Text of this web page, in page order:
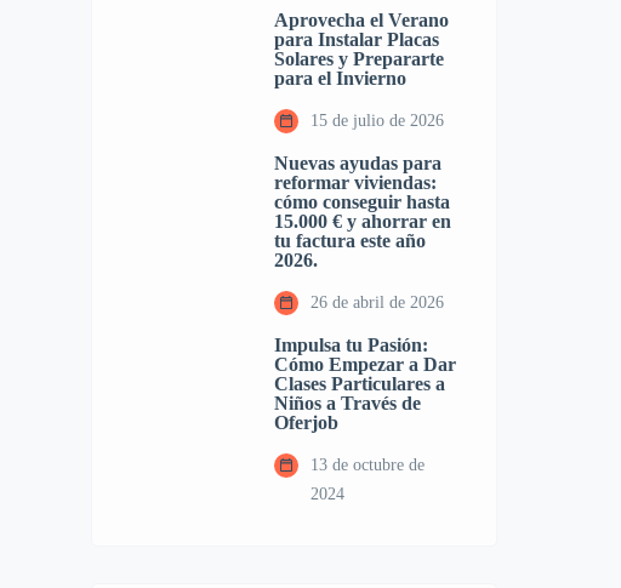
Aprovecha el Verano
para Instalar Placas
Solares y Prepararte
para el Invierno
15 de julio de 2026
Nuevas ayudas para
reformar viviendas:
cómo conseguir hasta
15.000 € y ahorrar en
tu factura este año
2026.
26 de abril de 2026
Impulsa tu Pasión:
Cómo Empezar a Dar
Clases Particulares a
Niños a Través de
Oferjob
13 de octubre de
2024